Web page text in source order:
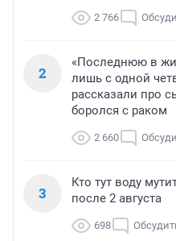
2 766
2
«Последнюю в
лишь с одной
рассказали про
боролся с раком
2 660
3
Кто тут воду
после 2 августа
698